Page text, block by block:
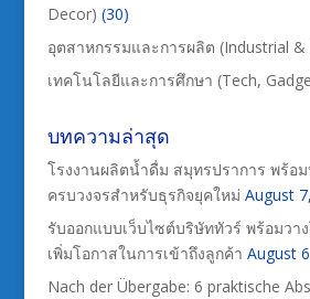
Decor) (30)
อุตสาหกรรมและการผลิต (Industrial
เทคโนโลยีและการศึกษา (Tech,
บทความล่าสุด
โรงงานผลิตน้ำดื่ม สมุทรปราการ พร้อ
ครบวงจรสำหรับธุรกิจยุคใหม่ August
รับออกแบบเว็บไซต์บริษัททัวร์ พร้อมวาง
เพิ่มโอกาสในการเข้าถึงลูกค้า August
Nach der Übergabe: 6 praktische